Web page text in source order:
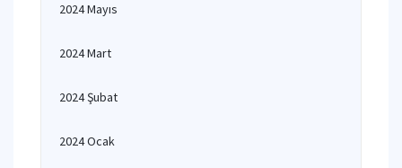
2024 Mayıs
2024 Mart
2024 Şubat
2024 Ocak